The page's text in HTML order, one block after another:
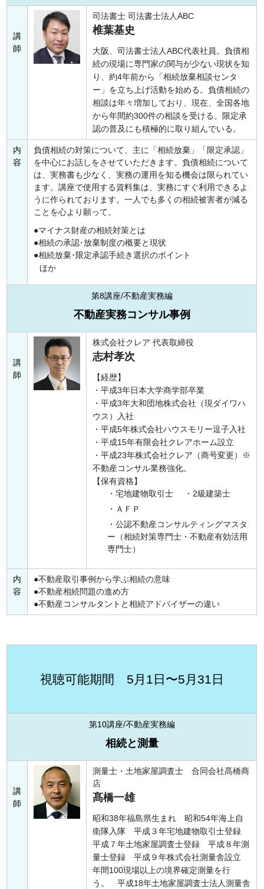
講
師
司法書士 司法書士法人ABC
椎葉基史
大阪、司法書士法人ABC代表社員。負債相
続の現場に専門家の関与が少ない現状を知
り、約4年前から「相続放棄相談センタ
ー」を立ち上げ活動を始める。負債相続の
相談は年々増加しており、現在、全国各地
から年間約300件の相談を受ける。限定承
認の普及にも積極的に取り組んでいる。
内
容
負債相続の対策について、主に「相続放棄」「限定承認」
を中心にお話しをさせていただきます。負債相続について
は、実務書も少なく、実務の運用を知る機会は限られてい
ます。講座で使用する資料集は、実務にすぐ利用できるよ
うに作られております。一人でも多くの相続被害者が減る
ことを心より願って。
マイナス財産の相続対策とは
相続の承認･放棄制度の概要と現状
相続放棄･限定承認手続き選択のポイント
ほか
第8講座/不動産実務編
不動産実務コンサル事例
講
師
株式会社クレア 代表取締役
志村孝次
【経歴】
・平成3年日本大学商学部卒業
・平成3年大和団地株式会社（現ダイワハ
ウス）入社
・平成5年株式会社ハウスモリー逗子入社
・平成15年有限会社クレアホーム設立
・平成23年株式会社クレア（商号変更）※
不動産コンサル業務強化。
【保有資格】
・宅地建物取引士
・2級建築士
・ＡＦＰ
・公認不動産コンサルティングマスタ
ー（相続対策専門士・不動産有効活用
専門士）
内
容
不動産取引事例から学ぶ相続の意味
不動産相続問題の進め方
不動産コンサルタントと相続アドバイザーの違い
視聴可能期間 5月1日〜5月31日
第10講座/不動産実務編
相続と測量
講
師
測量士・土地家屋調査士 合同会社髙橋商
店
髙橋一雄
昭和38年福島県生まれ 昭和54年海上自
衛隊入隊 平成３年宅地建物取引士登録
平成７年土地家屋調査士登録 平成８年測
量士登録 平成９年株式会社測量舎設立
年間100現場以上の境界確定測量を行
う。 平成18年土地家屋調査士法人測量舎